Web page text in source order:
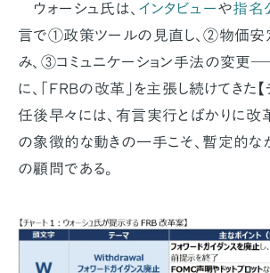
ウォーシュ氏は、 インタビューや指名
言で①政策ツールの見直し、②物価安
み、③コミュニケーション手法の変更
に、「FRBの改革」を主張し続けてきた【
任後早々には、有言実行とばかりに改
の象徴的な動きの一手こそ、暫定的な
の顧問である。